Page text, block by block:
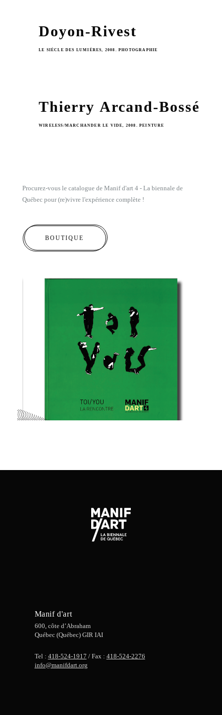
Doyon-Rivest
LE SIÈCLE DES LUMIÈRES, 2008. PHOTOGRAPHIE
Thierry Arcand-Bossé
WIRELESS/MARCHANDER LE VIDE, 2008. PEINTURE
Procurez-vous le catalogue de Manif d'art 4 - La biennale de
Québec pour (re)vivre l'expérience complète !
BOUTIQUE
Manif d'art
600, côte d’Abraham
Québec (Québec) GIR IAI
Tel : 418-524-1917 / Fax : 418-524-2276
info@manifdart.org